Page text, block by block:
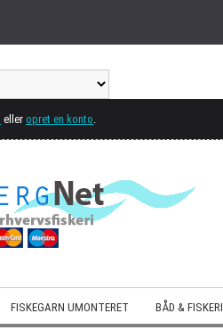
eller opret en konto.
FISKEGARN UMONTERET BÅD & FISKERI